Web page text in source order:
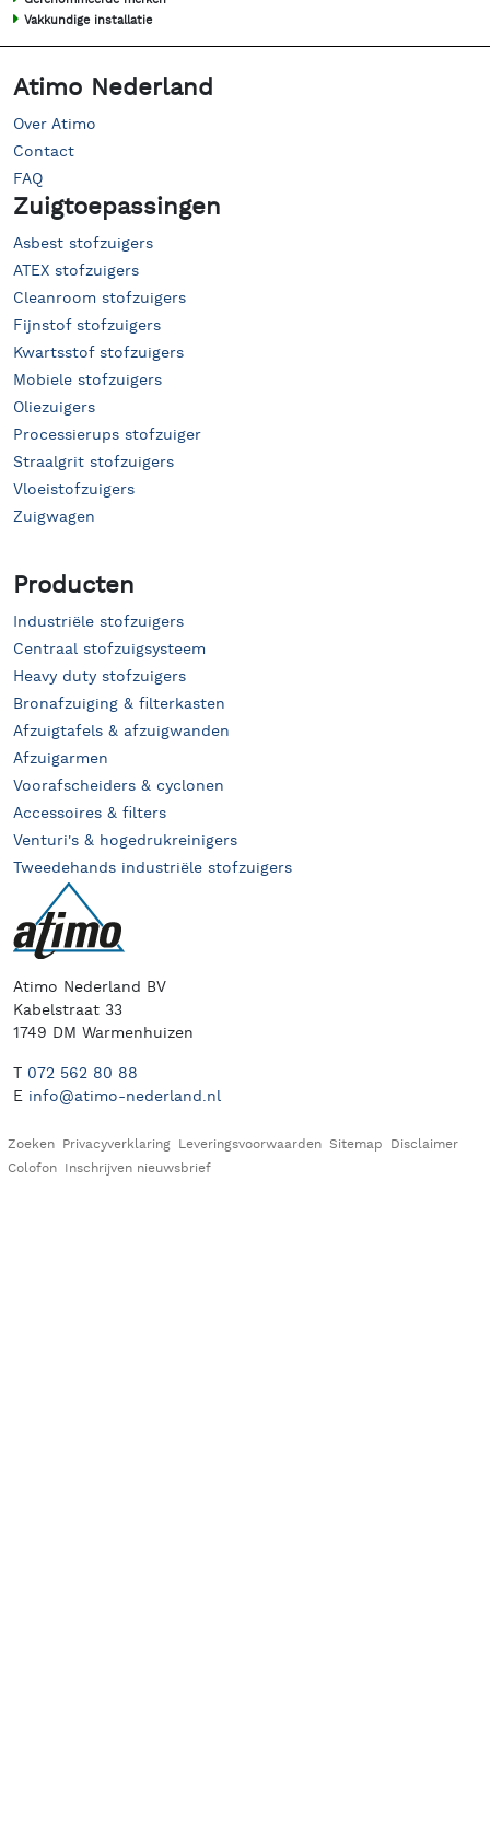
Vakkundige installatie
Atimo Nederland
Over Atimo
Contact
FAQ
Zuigtoepassingen
Asbest stofzuigers
ATEX stofzuigers
Cleanroom stofzuigers
Fijnstof stofzuigers
Kwartsstof stofzuigers
Mobiele stofzuigers
Oliezuigers
Processierups stofzuiger
Straalgrit stofzuigers
Vloeistofzuigers
Zuigwagen
Producten
Industriële stofzuigers
Centraal stofzuigsysteem
Heavy duty stofzuigers
Bronafzuiging & filterkasten
Afzuigtafels & afzuigwanden
Afzuigarmen
Voorafscheiders & cyclonen
Accessoires & filters
Venturi's & hogedrukreinigers
Tweedehands industriële stofzuigers
Atimo Nederland BV
Kabelstraat 33
1749 DM Warmenhuizen
T 072 562 80 88
E info@atimo-nederland.nl
Zoeken Privacyverklaring Leveringsvoorwaarden Sitemap Disclaimer
Colofon Inschrijven nieuwsbrief